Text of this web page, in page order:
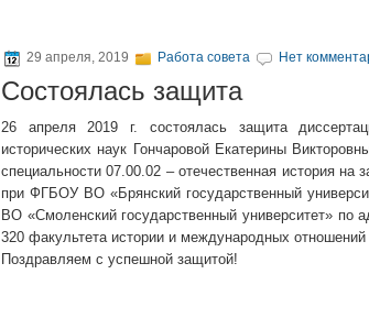
29 апреля, 2019 Работа совета Нет
Состоялась защита
26 апреля 2019 г. состоялась защита
исторических наук Гончаровой Екатерины
специальности 07.00.02 – отечественная история на
при ФГБОУ ВО «Брянский государственный
ВО «Смоленский государственный университет» по
320 факультета истории и международных отношений
Поздравляем с успешной защитой!